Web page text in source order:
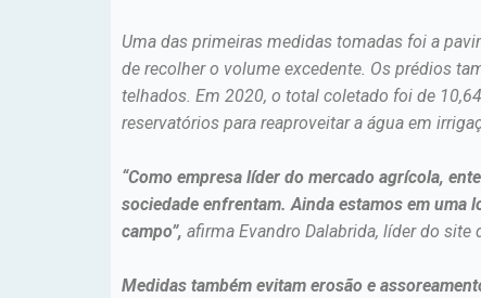
Uma das primeiras medidas tomadas foi a
de recolher o volume excedente. Os prédios
telhados. Em 2020, o total coletado foi de
reservatórios para reaproveitar a água em
“Como empresa líder do mercado agrícola,
sociedade enfrentam. Ainda estamos em
campo”, afirma Evandro Dalabrida, líder do site
Medidas também evitam erosão e